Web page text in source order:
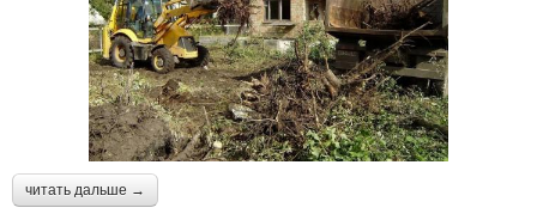
читать дальше →